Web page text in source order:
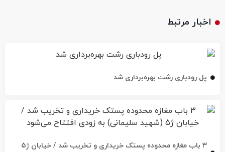
اخبار مرتبط
پل رودباری رشت بهره‌برداری شد
۳ باب مغازه محدوده پستک خریداری و تخریب شد / خیابان ژ۵